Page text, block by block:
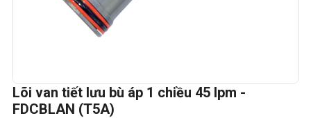
Lõi van tiết lưu bù áp 1 chiều 45 lpm -
FDCBLAN (T5A)